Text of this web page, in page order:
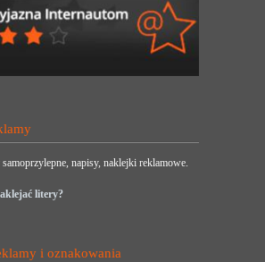
napisy, naklejki reklamowe.
litery?
i oznakowania